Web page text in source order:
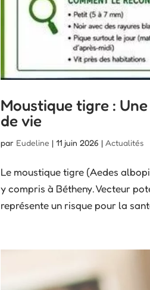
Moustique tigre :
de vie
par Eudeline |11 juin 2026 |Actualités
Le moustique tigre (Aedes
y compris à Bétheny. Vecteur
représente un risque pour la